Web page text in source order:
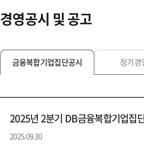
으
로
동
경영공시 및 공고
금융복합기업집단공시 정기경
2025년 2분기 DB금융복합기업집
2025.09.30